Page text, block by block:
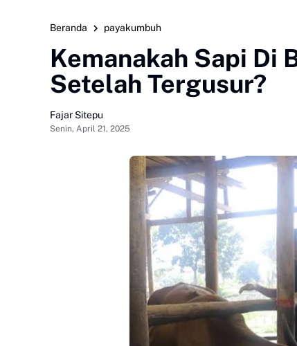
Beranda payakumbuh
Kemanakah Sapi Di
Setelah Tergusur?
Fajar Sitepu
Senin, April 21, 2025